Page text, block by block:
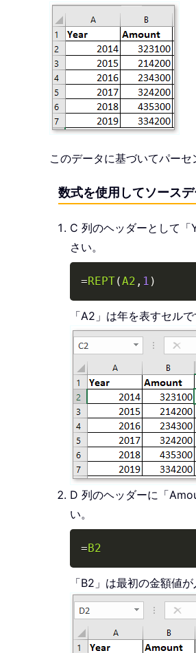
このデータに基づいてパー
数式を使用してソース
C 列のヘッダーとして
さい。
=REPT(A2 , 1 )
「A2」は年を表すセルで
D 列のヘッダーに「
い。
= B2
「B2」は最初の金額値